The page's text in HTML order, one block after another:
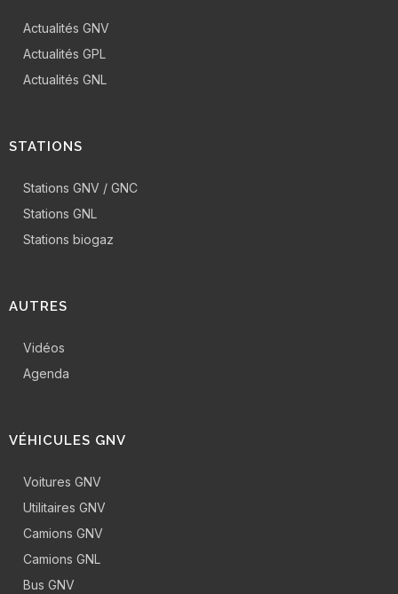
Actualités GNV
Actualités GPL
Actualités GNL
STATIONS
Stations GNV / GNC
Stations GNL
Stations biogaz
AUTRES
Vidéos
Agenda
VÉHICULES GNV
Voitures GNV
Utilitaires GNV
Camions GNV
Camions GNL
Bus GNV